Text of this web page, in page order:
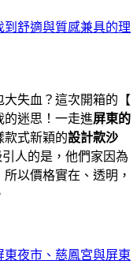
到舒適與質感兼具的理
失血？這次開箱的【
的迷思！一走進屏東的
款式新穎的設計款沙
引人的是，他們家因為
以價格實在、透明，
東夜市、慈鳳宮與屏東